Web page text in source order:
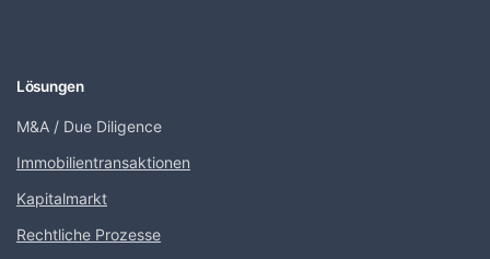
Lösungen
M&A / Due Diligence
Immobilientransaktionen
Kapitalmarkt
Rechtliche Prozesse